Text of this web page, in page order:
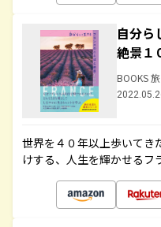
自分ら
絶景１
BOOKS
世界を４０年以上歩いてき
けする、人生を輝かせるフ